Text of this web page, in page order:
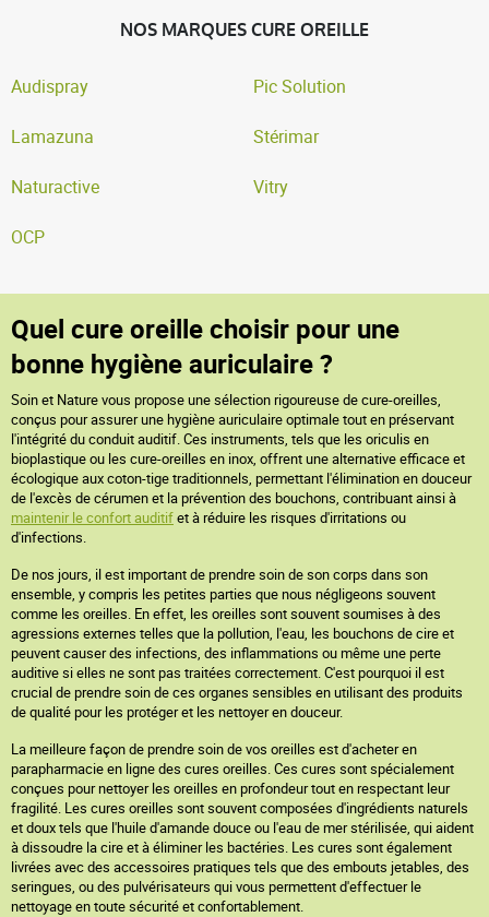
NOS MARQUES CURE OREILLE
Audispray
Lamazuna
Naturactive
OCP
Pic Solution
Stérimar
Vitry
Quel cure oreille choisir pour une
bonne hygiène auriculaire ?
Soin et Nature vous propose une sélection rigoureuse de cure-oreilles,
conçus pour assurer une hygiène auriculaire optimale tout en préservant
l'intégrité du conduit auditif. Ces instruments, tels que les oriculis en
bioplastique ou les cure-oreilles en inox, offrent une alternative efficace et
écologique aux coton-tige traditionnels, permettant l'élimination en douceur
de l'excès de cérumen et la prévention des bouchons, contribuant ainsi à
maintenir le confort auditifet à réduire les risques d'irritations ou
d'infections.
De nos jours, il est important de prendre soin de son corps dans son
ensemble, y compris les petites parties que nous négligeons souvent
comme les oreilles. En effet, les oreilles sont souvent soumises à des
agressions externes telles que la pollution, l'eau, les bouchons de cire et
peuvent causer des infections, des inflammations ou même une perte
auditive si elles ne sont pas traitées correctement. C'est pourquoi il est
crucial de prendre soin de ces organes sensibles en utilisant des produits
de qualité pour les protéger et les nettoyer en douceur.
La meilleure façon de prendre soin de vos oreilles est d'acheter en
parapharmacie en ligne des cures oreilles. Ces cures sont spécialement
conçues pour nettoyer les oreilles en profondeur tout en respectant leur
fragilité. Les cures oreilles sont souvent composées d'ingrédients naturels
et doux tels que l'huile d'amande douce ou l'eau de mer stérilisée, qui aident
à dissoudre la cire et à éliminer les bactéries. Les cures sont également
livrées avec des accessoires pratiques tels que des embouts jetables, des
seringues, ou des pulvérisateurs qui vous permettent d'effectuer le
nettoyage en toute sécurité et confortablement.